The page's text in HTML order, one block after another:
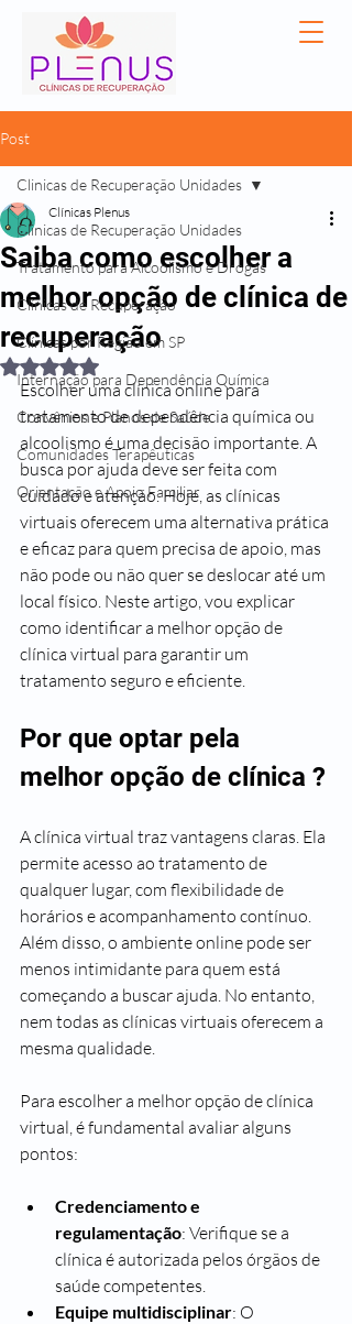
Post
Clinicas de Recuperação Unidades
Tratamento para Alcoolismo e Drogas
Clínicas de Recuperação
Clínicas por Região em SP
Internação para Dependência Química
Convênios e Planos de Saúde
Comunidades Terapêuticas
Orientação e Apoio Familiar
Clinicas de Recuperação Unidades
Saiba como escolher a
melhor opção de clínica de
recuperação
Clínicas Plenus
Avaliado com NaN de 5 estrelas.
Escolher uma clínica online para
tratamento de dependência química ou
alcoolismo é uma decisão importante. A
busca por ajuda deve ser feita com
cuidado e atenção. Hoje, as clínicas
virtuais oferecem uma alternativa prática
e eficaz para quem precisa de apoio, mas
não pode ou não quer se deslocar até um
local físico. Neste artigo, vou explicar
como identificar a melhor opção de
clínica virtual para garantir um
tratamento seguro e eficiente.
Por que optar pela
melhor opção de clínica ?
A clínica virtual traz vantagens claras. Ela
permite acesso ao tratamento de
qualquer lugar, com flexibilidade de
horários e acompanhamento contínuo.
Além disso, o ambiente online pode ser
menos intimidante para quem está
começando a buscar ajuda. No entanto,
nem todas as clínicas virtuais oferecem a
mesma qualidade.
Para escolher a melhor opção de clínica
virtual, é fundamental avaliar alguns
pontos:
Credenciamento e
regulamentação: Verifique se a
clínica é autorizada pelos órgãos de
saúde competentes.
Equipe multidisciplinar: O